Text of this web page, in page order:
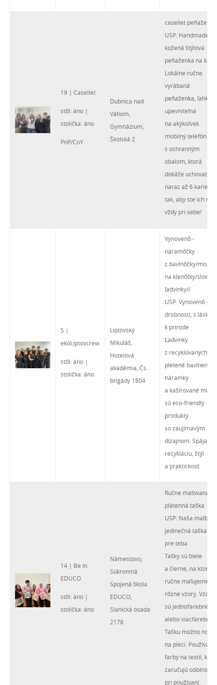
19 | Casellet
stôl: áno |
stolička: áno
PnP/CoY
Dubnica nad
Váhom,
Gymnázium,
Školská 2
casellet peňaženka
USP: Handmade
kožená štýlová
peňaženka na
Lokálne ručne
vyrábaná
peňaženka, ľahko
upevniteľná
na akýkoľvek
mobilný telefón
s ochranným
obalom, ktorá
dokáže uchovať
naraz až 6 kariet
tak, aby ste ich mali
vždy pri sebe!
5 |
ekoLiptovcrew
stôl: áno |
stolička: áno
Liptovský
Mikuláš,
Hotelová
akadémia, Čs.
brigády 1804
Vynovenô -
náramôčky
z bavlnôčky/
na klenôtky/slow
ľadvinky//
USP: Vynovenô –
drobnosti, s láskou
k prírode
Ľadvinky
z recyklovaných
pletené bavlnené
náramky
a kašírované misky
sú eco-friendly
produkty
so zaujímavým
dizajnom. Spájajú
recykláciu, štýl
a praktickosť.
14 | Be In
EDUCO
stôl: áno |
stolička: áno
Námestovo,
Súkromná
Spojená škola
EDUCO,
Slanická osada
2178
Ručne maľovaná
plátenná taška
USP: Naša maľba -
jedinečná taška
pre teba
Tašky sú biele
a čierne, na ktoré
ručne maľujeme
rôzne vzory. Vzory
sú jednofarebné
alebo viacfarebné.
Tašku možno nosiť
na pleci.
farby na textil,
zaručujú odolnosť
pri používaní.